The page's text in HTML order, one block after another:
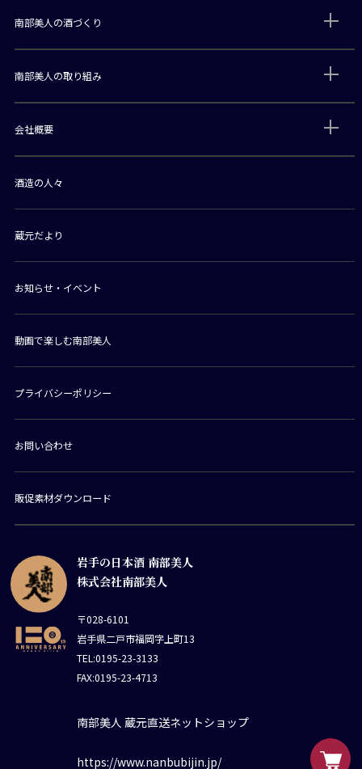
岩手の日本酒 南部美人
株式会社南部美人
〒028-6101
岩手県二戸市福岡字上町13
TEL:0195-23-3133
FAX:0195-23-4713
南部美人 蔵元直送ネットショップ
https://www.nanbubijin.jp/
南部美人の酒づくり
南部美人の取り組み
会社概要
酒造の人々
蔵元だより
お知らせ・イベント
動画で楽しむ南部美人
プライバシーポリシー
お問い合わせ
販促素材ダウンロード